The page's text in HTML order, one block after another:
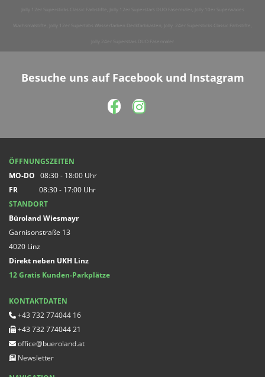
Jolly 12er Supersticks Classic Farbstifte, Jolly 12er Superstars DUO Fasermaler, Jolly 10er Superwaxies
Wachsmalstifte, Jolly 12er Supertabs Wasserfarben Deckfarbkasten, Jolly 24er Supersticks Classic Farbstifte,
Jolly 24er Superstars DUO Fasermaler
Besuche uns auf Facebook und Instagram
ÖFFNUNGSZEITEN
MO-DO 08:30 - 18:00 Uhr
FR
08:30 - 17:00 Uhr
STANDORT
Büroland Wiesmayr
Garnisonstraße 13
4020 Linz
Direkt neben UKH Linz
12 Gratis Kunden-Parkplätze
KONTAKTDATEN
 +43 732 774044 16
 +43 732 774044 21
 office@bueroland.at
 Newsletter